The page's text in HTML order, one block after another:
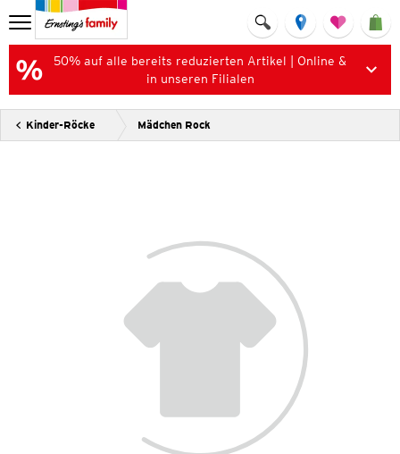
50% auf alle bereits reduzierten Artikel | Online &
in unseren Filialen
Kinder-Röcke Mädchen Rock